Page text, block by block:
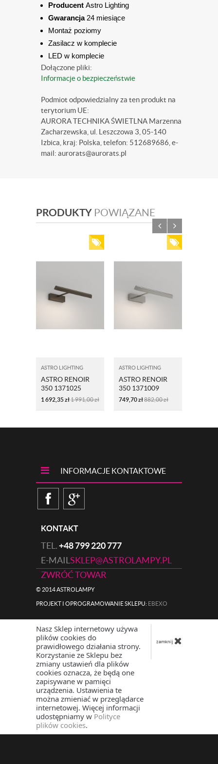
Producent Astro Lighting
Gwarancja 24 miesiące
Montaż poziomy
Zasilacz w komplecie
LED w komplecie
Dołączone pliki:
Informacje o bezpieczeństwie
Podmiot odpowiedzialny za ten produkt na
terytorium UE:
AURORA TECHNIKA ŚWIETLNA Marzenna
Zacharzewska, ul. Leszczowa 3, 05-140
Izbica, kraj: Polska, telefon: 512689686, e-
mail: aurorats@aurorats.pl
PRODUKTY POWIĄZANE
ASTRO LIGHTING
ASTRO RENOIR
350 1371025
BRĄZ
1 692,35zł1 991,00zł
ASTRO LIGHTING
ASTRO RENOIR
350 1371009
NIKIEL
749,70zł882,00zł
INFORMACJE KONTAKTOWE
KONTAKT
TEL.+48 799 220 777
E-MAIL SKLEP@ASTROLAMPY.PL
ZWRÓĆ TOWAR
© 2014 ASTROLAMPY
|
PROJEKT I OPROGRAMOWANIE SKLEPU: EBEXO
Nasz Sklep internetowy używa
plików cookies do
prawidłowego działania strony.
Korzystanie ze Sklepu bez
zmiany ustawień dla plików
cookies oznacza, że będą one
zapisywane w pamięci
urządzenia. Ustawienia te
można zmieniać w przeglądarce
internetowej. Więcej informacji
udostępniamy w Polityce
plików cookies.
zamknij